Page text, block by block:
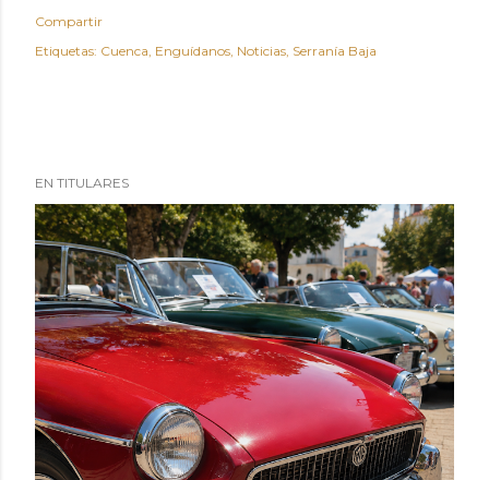
Compartir
Etiquetas: Cuenca Enguídanos Noticias Serranía Baja
EN TITULARES